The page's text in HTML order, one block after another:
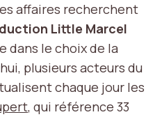
affaires recherchent
Little Marcel
dans le choix de la
plusieurs acteurs du
chaque jour les
, qui référence 33